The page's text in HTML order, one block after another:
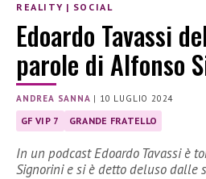
REALITY | SOCIAL
Edoardo Tavassi
parole di Alfonso
ANDREA SANNA | 10 LUGLIO 2024
GF VIP 7 GRANDE FRATELLO
In un podcast Edoardo Tavassi è
Signorini e si è detto deluso dalle